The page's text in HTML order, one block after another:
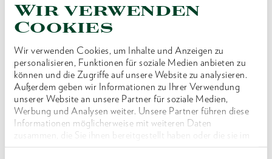
Wir verwenden
Cookies
Wir verwenden Cookies, um Inhalte und Anzeigen zu
personalisieren, Funktionen für soziale Medien anbieten zu
können und die Zugriffe auf unsere Website zu analysieren.
Außerdem geben wir Informationen zu Ihrer Verwendung
unserer Website an unsere Partner für soziale Medien,
Werbung und Analysen weiter. Unsere Partner führen diese
Informationen möglicherweise mit weiteren Daten
zusammen, die Sie ihnen bereitgestellt haben oder die sie im
Rahmen Ihrer Nutzung der Dienste gesammelt haben. Unsere
Produktlinie
Produktbeschreibung
Reduzierung der SW für Wechselkassette Typ
WK12 - 80
Abmessungen und Gewichte
Lieferumfang